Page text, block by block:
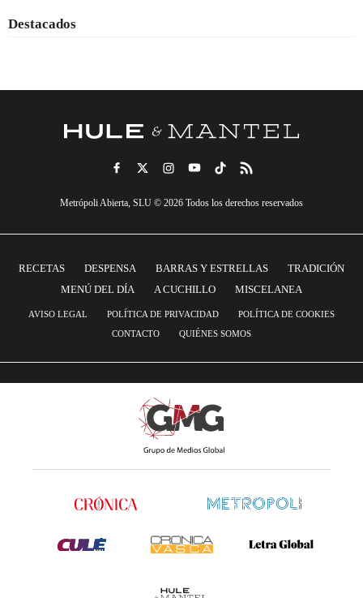
Destacados
Metrópoli Abierta, SLU © 2026 Todos los derechos reservados
RECETAS DESPENSA BARRAS Y ESTRELLAS
TRADICIÓN
MENÚ DEL DÍA
A CUCHILLO MISCELANEA
AVISO LEGAL POLÍTICA DE PRIVACIDAD
POLÍTICA DE COOKIES
CONTACTO
QUIÉNES SOMOS